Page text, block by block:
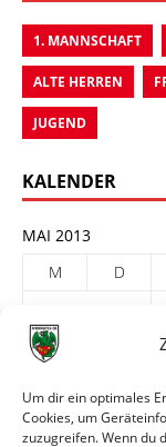
Um dir ein optimales
Cookies, um
zuzugreifen. Wenn du
1. MANNSCHAFT
ALTE HERREN
JUGEND
KALENDER
MAI 2013
M
D
6
20
21